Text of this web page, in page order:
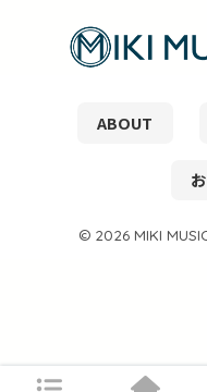
ABOUT
© 2026 MIKI